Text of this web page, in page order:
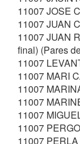
11007 JOSE
11007 JUAN
11007 JUAN
final) (Pares
11007
11007 MARI
11007
11007
11007
11007
11007